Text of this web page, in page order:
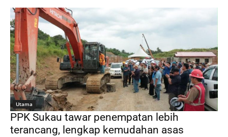
Utama
PPK Sukau tawar penempatan lebih
terancang, lengkap kemudahan asas